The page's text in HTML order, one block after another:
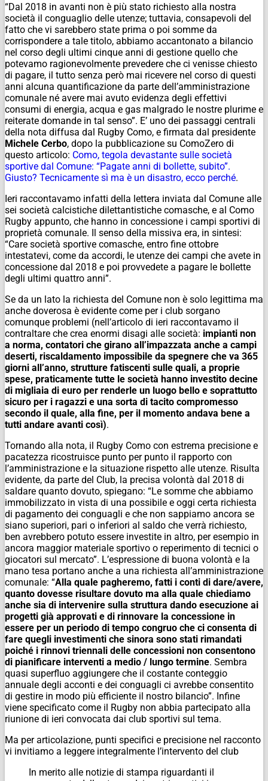
“Dal 2018 in avanti non è più stato richiesto alla nostra
società il conguaglio delle utenze; tuttavia, consapevoli del
fatto che vi sarebbero state prima o poi somme da
corrispondere a tale titolo, abbiamo accantonato a bilancio
nel corso degli ultimi cinque anni di gestione quello che
potevamo ragionevolmente prevedere che ci venisse chiesto
di pagare, il tutto senza però mai ricevere nel corso di questi
anni alcuna quantificazione da parte dell’amministrazione
comunale né avere mai avuto evidenza degli effettivi
consumi di energia, acqua e gas malgrado le nostre plurime e
reiterate domande in tal senso”. E’ uno dei passaggi centrali
della nota diffusa dal Rugby Como, e firmata dal presidente
Michele Cerbo, dopo la pubblicazione su ComoZero di
questo articolo: Como, tegola devastante sulle società
sportive dal Comune: “Pagate anni di bollette, subito”.
Giusto? Tecnicamente sì ma è un disastro, ecco perché.
Ieri raccontavamo infatti della lettera inviata dal Comune alle
sei società calcistiche dilettantistiche comasche, e al Como
Rugby appunto, che hanno in concessione i campi sportivi di
proprietà comunale. Il senso della missiva era, in sintesi:
“Care società sportive comasche, entro fine ottobre
intestatevi, come da accordi, le utenze dei campi che avete in
concessione dal 2018 e poi provvedete a pagare le bollette
degli ultimi quattro anni”.
Se da un lato la richiesta del Comune non è solo legittima ma
anche doverosa è evidente come per i club sorgano
comunque problemi (nell’articolo di ieri raccontavamo il
contraltare che crea enormi disagi alle società: impianti non
a norma, contatori che girano all’impazzata anche a campi
deserti, riscaldamento impossibile da spegnere che va 365
giorni all’anno, strutture fatiscenti sulle quali, a proprie
spese, praticamente tutte le società hanno investito decine
di migliaia di euro per renderle un luogo bello e soprattutto
sicuro per i ragazzi e una sorta di tacito compromesso
secondo il quale, alla fine, per il momento andava bene a
tutti andare avanti così).
Tornando alla nota, il Rugby Como con estrema precisione e
pacatezza ricostruisce punto per punto il rapporto con
l’amministrazione e la situazione rispetto alle utenze. Risulta
evidente, da parte del Club, la precisa volontà dal 2018 di
saldare quanto dovuto, spiegano: “Le somme che abbiamo
immobilizzato in vista di una possibile e oggi certa richiesta
di pagamento dei conguagli e che non sappiamo ancora se
siano superiori, pari o inferiori al saldo che verrà richiesto,
ben avrebbero potuto essere investite in altro, per esempio in
ancora maggior materiale sportivo o reperimento di tecnici o
giocatori sul mercato”. L’espressione di buona volontà e la
mano tesa portano anche a una richiesta all’amministrazione
comunale: “Alla quale pagheremo, fatti i conti di dare/avere,
quanto dovesse risultare dovuto ma alla quale chiediamo
anche sia di intervenire sulla struttura dando esecuzione ai
progetti già approvati e di rinnovare la concessione in
essere per un periodo di tempo congruo che ci consenta di
fare quegli investimenti che sinora sono stati rimandati
poiché i rinnovi triennali delle concessioni non consentono
di pianificare interventi a medio / lungo termine. Sembra
quasi superfluo aggiungere che il costante conteggio
annuale degli acconti e dei conguagli ci avrebbe consentito
di gestire in modo più efficiente il nostro bilancio”. Infine
viene specificato come il Rugby non abbia partecipato alla
riunione di ieri convocata dai club sportivi sul tema.
Ma per articolazione, punti specifici e precisione nel racconto
vi invitiamo a leggere integralmente l’intervento del club
In merito alle notizie di stampa riguardanti il